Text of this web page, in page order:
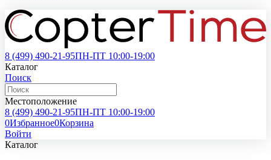
8 (499) 490-21-95ПН-ПТ 10:00-19:00
Каталог
Поиск
Местоположение
8 (499) 490-21-95ПН-ПТ 10:00-19:00
0Избранное0Корзина
Войти
Каталог